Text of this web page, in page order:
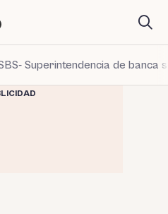
Superintendencia de banca